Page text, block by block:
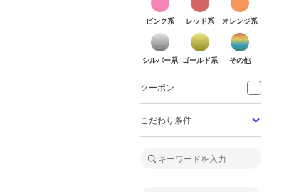
ピンク系 レッド系 オレンジ系
シルバー系
シルバー系
ゴールド系
ゴールド系
その他
その他
クーポン
こだわり条件